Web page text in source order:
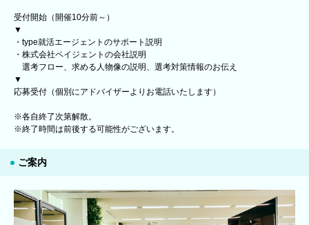
受付開始（開催10分前～）
▼
・type就活エージェントのサポート説明
・株式会社ペイジェントの会社説明
選考フロー、求める人物像の説明、選考対策情報のお伝え
▼
応募受付（個別にアドバイザーよりお電話いたします）
※各自終了次第解散。
※終了時間は前後する可能性がございます。
ご案内